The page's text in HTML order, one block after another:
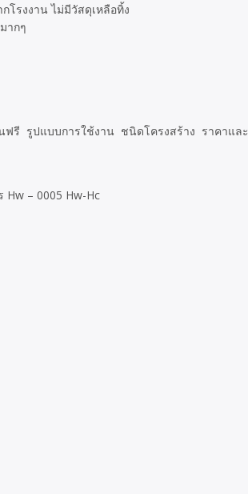
โรงงาน ไม่มีวัสดุเหลือทิ้ง
ากๆ
ฟรี รูปแบบการใช้งาน ชนิดโครงสร้าง ราคาแ
Hw – 0005 Hw-Hc